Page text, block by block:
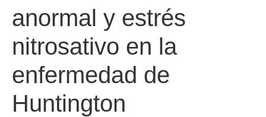
anormal y estrés
nitrosativo en la
enfermedad de
Huntington